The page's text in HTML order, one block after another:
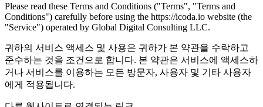
Please read these Terms and Conditions ("Terms", "Terms and
Conditions") carefully before using the https://icoda.io website (the
"Service") operated by Global Digital Consulting LLC.
귀하의 서비스 액세스 및 사용은 귀하가 본 약관을 수락하고
준수하는 것을 조건으로 합니다. 본 약관은 서비스에 액세스하
거나 서비스를 이용하는 모든 방문자, 사용자 및 기타 사용자
에게 적용됩니다.